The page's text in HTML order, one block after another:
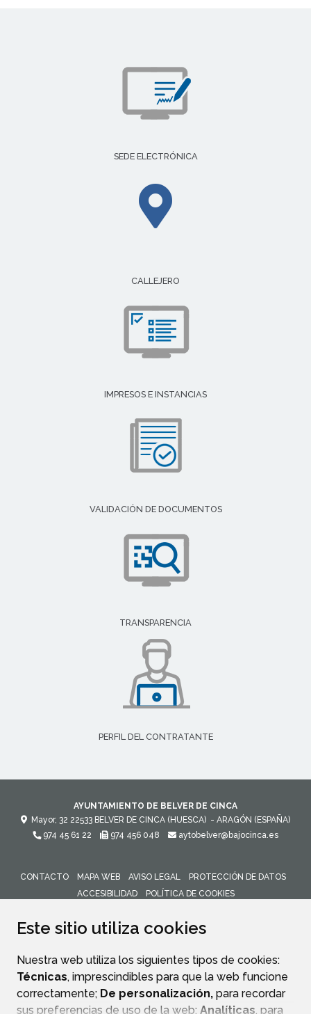
Este sitio utiliza cookies
Nuestra web utiliza los siguientes tipos de cookies:
Técnicas, imprescindibles para que la web funcione
correctamente; De personalización, para recordar
sus preferencias de uso de la web; Analíticas, para
SEDE ELECTRÓNICA
CALLEJERO
IMPRESOS E INSTANCIAS
VALIDACIÓN DE DOCUMENTOS
TRANSPARENCIA
PERFIL DEL CONTRATANTE
AYUNTAMIENTO DE BELVER DE CINCA
Mayor, 32 22533 BELVER DE CINCA (HUESCA) - ARAGÓN (ESPAÑA)
974 45 61 22
974 456 048 aytobelver@bajocinca.es
CONTACTO MAPA WEB AVISO LEGAL
PROTECCIÓN DE DATOS
ACCESIBILIDAD
POLÍTICA DE COOKIES